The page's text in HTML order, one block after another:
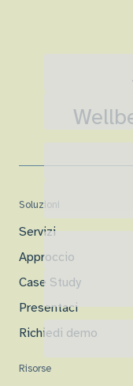
Soluzioni
Servizi
Approccio
Case Study
Presentaci
Richiedi demo
Risorse